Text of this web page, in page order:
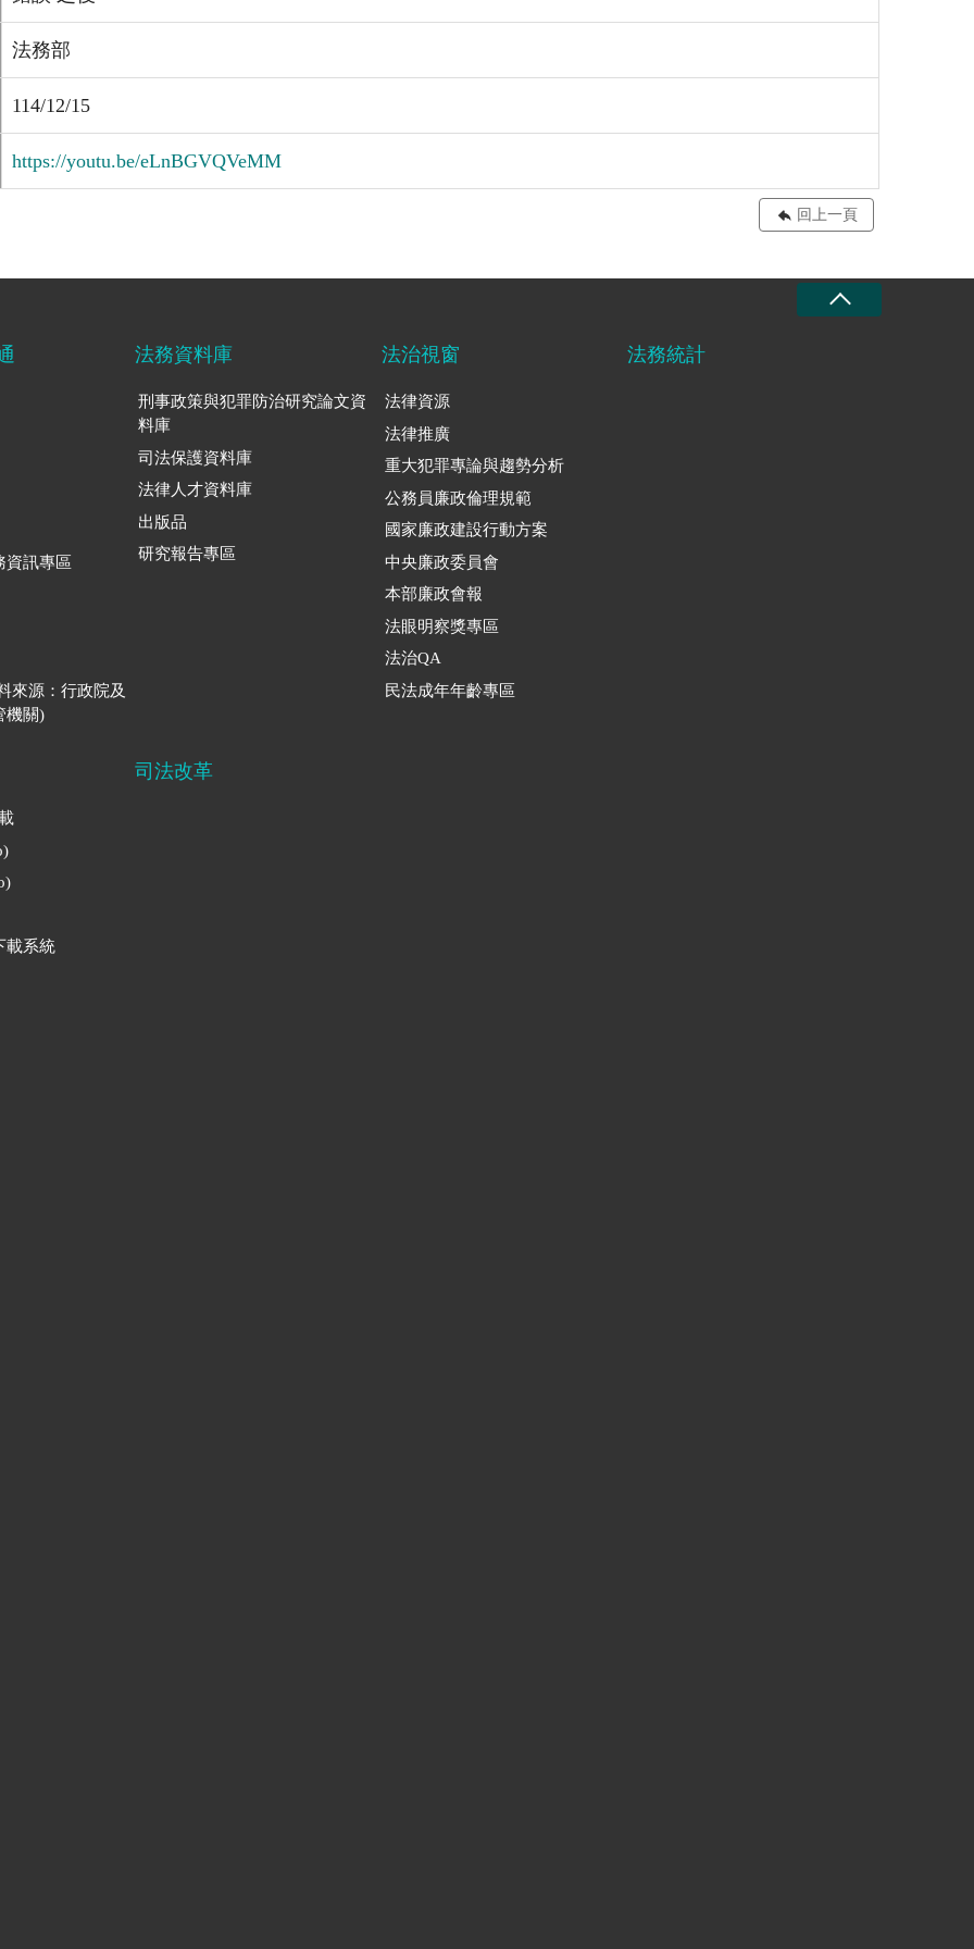
法務部
114/12/15
https://youtu.be/eLnBGVQVeMM
回上一頁
資訊專區
來源：行政院及
機關)
法務資料庫
刑事政策與犯罪防治研究論文資
料庫
司法保護資料庫
法律人才資料庫
出版品
研究報告專區
法治視窗
法律資源
法律推廣
重大犯罪專論與趨勢分析
公務員廉政倫理規範
國家廉政建設行動方案
中央廉政委員會
本部廉政會報
法眼明察獎專區
法治QA
民法成年年齡專區
法務統計
載系統
司法改革